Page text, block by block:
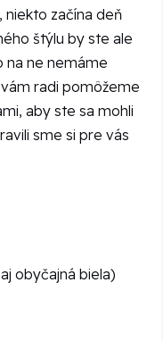
niekto začína deň
štýlu by ste ale
na ne nemáme
radi pomôžeme
aby ste sa mohli
sme si pre vás
obyčajná biela)